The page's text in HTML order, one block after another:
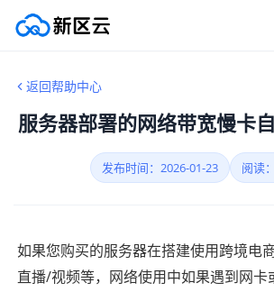
订购产品
拼团活动
帮助中心
宝塔面板
返回帮助中心
服务器部署的网络带宽慢卡
发布时间：2026-01-23 阅读
如果您购买的服务器在搭建使用跨境电
直播/视频等，网络使用中如果遇到网卡